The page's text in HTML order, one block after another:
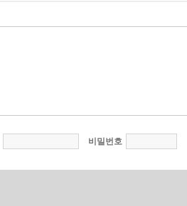
비밀번호